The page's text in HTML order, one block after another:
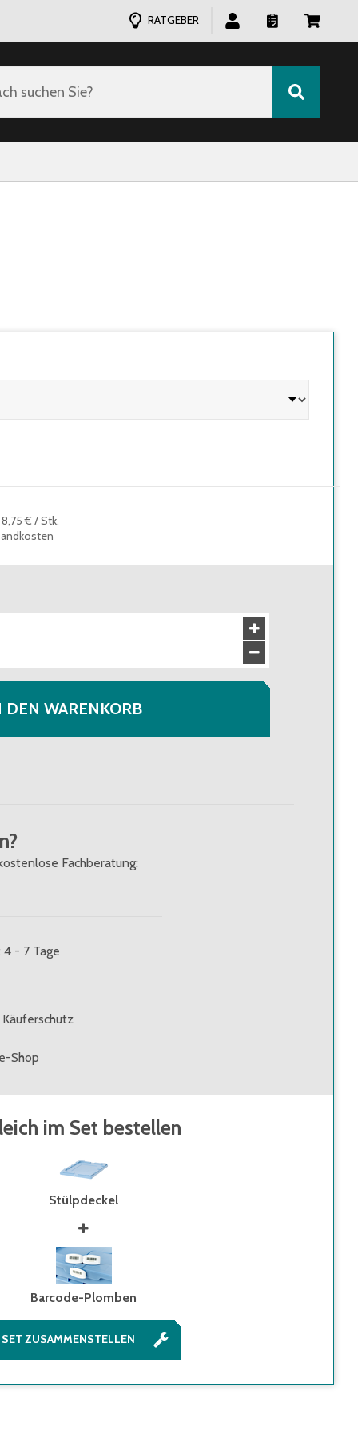
RATGEBER
suchen Sie?
8,75 € /Stk.
DEN WARENKORB
Fachberatung:
- 7 Tage
Shop
im Set bestellen
Stülpdeckel
Barcode-Plomben
SET ZUSAMMENSTELLEN